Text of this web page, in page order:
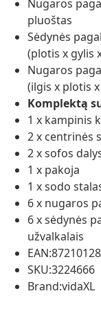
Nugaros
pluoštas
Sėdynės
(plotis x gylis
Nugaros
(ilgis x plotis
Komplektą
1 x kampinis
2 x centrinės
2 x sofos
1 x pakoja
1 x sodo
6 x nugaros
6 x sėdynės
užvalkalais
SKU:3224666
Brand:vidaXL